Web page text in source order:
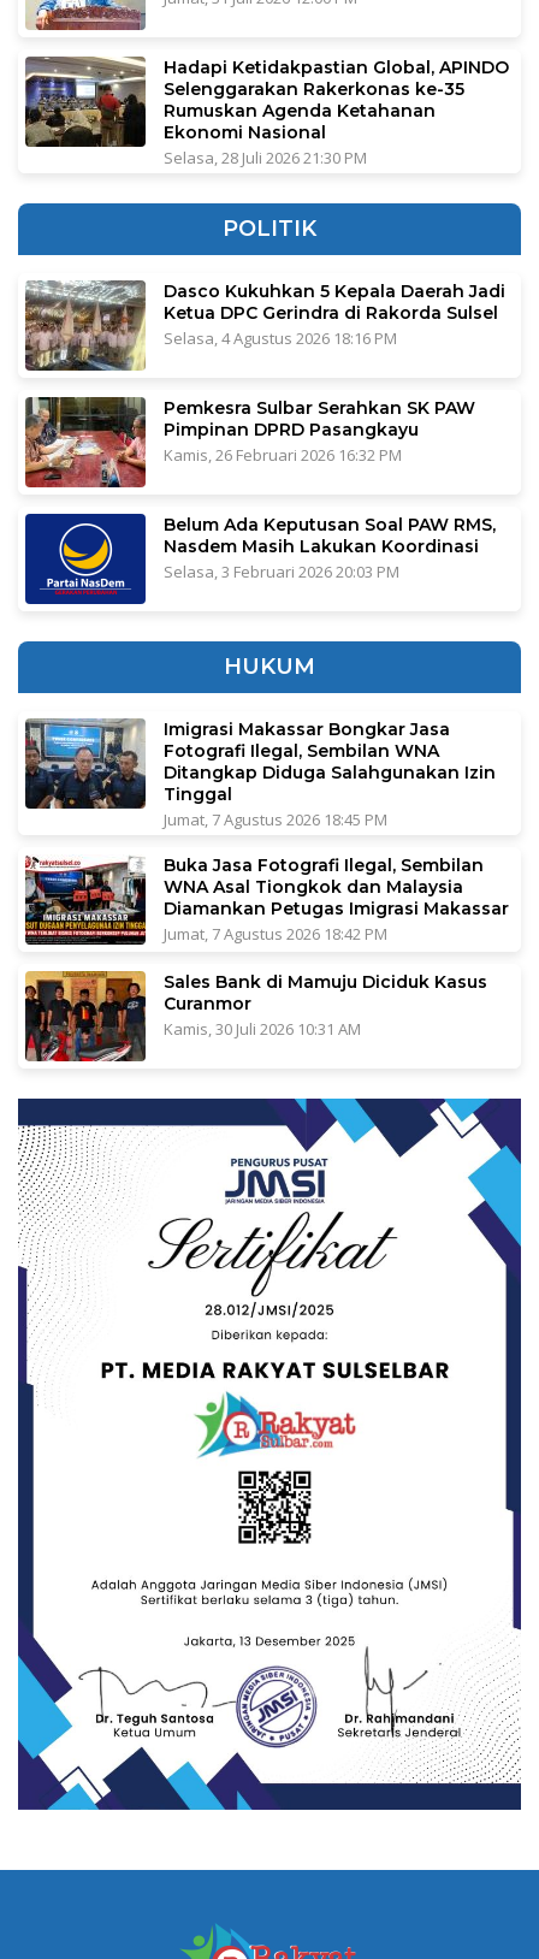
Hadapi Ketidakpastian Global, APINDO
Selenggarakan Rakerkonas ke-35
Rumuskan Agenda Ketahanan
Ekonomi Nasional
Selasa, 28 Juli 2026 21:30 PM
POLITIK
Dasco Kukuhkan 5 Kepala Daerah Jadi
Ketua DPC Gerindra di Rakorda Sulsel
Selasa, 4 Agustus 2026 18:16 PM
Pemkesra Sulbar Serahkan SK PAW
Pimpinan DPRD Pasangkayu
Kamis, 26 Februari 2026 16:32 PM
Belum Ada Keputusan Soal PAW RMS,
Nasdem Masih Lakukan Koordinasi
Selasa, 3 Februari 2026 20:03 PM
HUKUM
Imigrasi Makassar Bongkar Jasa
Fotografi Ilegal, Sembilan WNA
Ditangkap Diduga Salahgunakan Izin
Tinggal
Jumat, 7 Agustus 2026 18:45 PM
Buka Jasa Fotografi Ilegal, Sembilan
WNA Asal Tiongkok dan Malaysia
Diamankan Petugas Imigrasi Makassar
Jumat, 7 Agustus 2026 18:42 PM
Sales Bank di Mamuju Diciduk Kasus
Curanmor
Kamis, 30 Juli 2026 10:31 AM